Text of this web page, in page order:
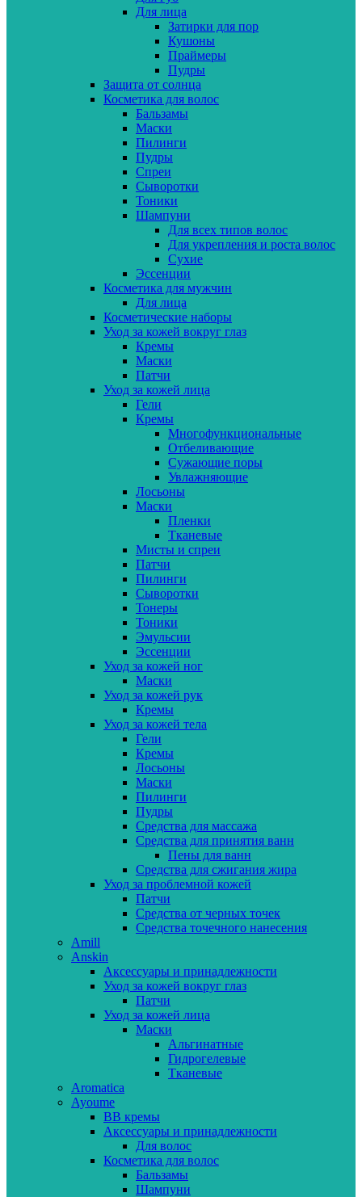
Для лица
Затирки для пор
Кушоны
Праймеры
Пудры
Защита от солнца
Косметика для волос
Бальзамы
Маски
Пилинги
Пудры
Спреи
Сыворотки
Тоники
Шампуни
Для всех типов волос
Для укрепления и роста волос
Сухие
Эссенции
Косметика для мужчин
Для лица
Косметические наборы
Уход за кожей вокруг глаз
Кремы
Маски
Патчи
Уход за кожей лица
Гели
Кремы
Многофункциональные
Отбеливающие
Сужающие поры
Увлажняющие
Лосьоны
Маски
Пленки
Тканевые
Мисты и спреи
Патчи
Пилинги
Сыворотки
Тонеры
Тоники
Эмульсии
Эссенции
Уход за кожей ног
Маски
Уход за кожей рук
Кремы
Уход за кожей тела
Гели
Кремы
Лосьоны
Маски
Пилинги
Пудры
Средства для массажа
Средства для принятия ванн
Пены для ванн
Средства для сжигания жира
Уход за проблемной кожей
Патчи
Средства от черных точек
Средства точечного нанесения
Amill
Anskin
Аксессуары и принадлежности
Уход за кожей вокруг глаз
Патчи
Уход за кожей лица
Маски
Альгинатные
Гидрогелевые
Тканевые
Aromatica
Ayoume
BB кремы
Аксессуары и принадлежности
Для волос
Косметика для волос
Бальзамы
Шампуни